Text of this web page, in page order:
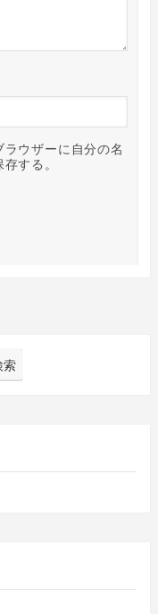
ウザーに自分の名
する。
索